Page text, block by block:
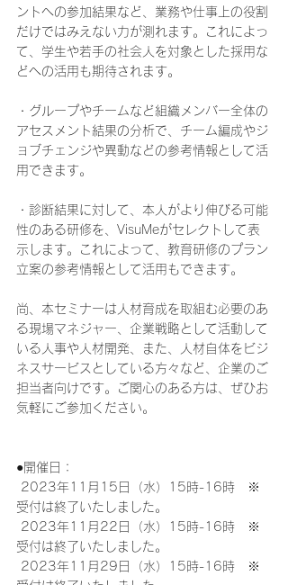
ントへの参加結果など、業務や仕事上の役割
だけではみえない力が測れます。これによっ
て、学生や若手の社会人を対象とした採用な
どへの活用も期待されます。
・グループやチームなど組織メンバー全体の
アセスメント結果の分析で、チーム編成やジ
ョブチェンジや異動などの参考情報として活
用できます。
・診断結果に対して、本人がより伸びる可能
性のある研修を、VisuMeがセレクトして表
示します。これによって、教育研修のプラン
立案の参考情報として活用もできます。
尚、本セミナーは人材育成を取組む必要のあ
る現場マネジャー、企業戦略として活動して
いる人事や人材開発、また、人材自体をビジ
ネスサービスとしている方々など、企業のご
担当者向けです。ご関心のある方は、ぜひお
気軽にご参加ください。
●開催日：
受付は終了いたしました。
受付は終了いたしました。